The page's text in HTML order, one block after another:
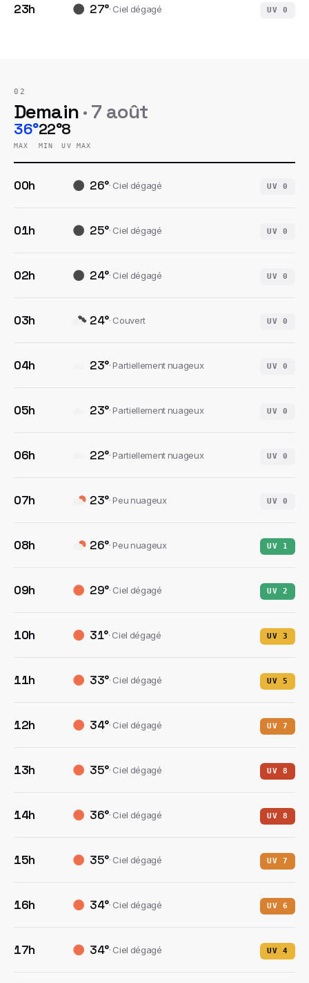
23h 27°· Ciel dégagé UV0
02
Demain·7 août
36°
MAX
22°
MIN
8
UV MAX
00h 26°· Ciel dégagé UV0
01h 25°· Ciel dégagé UV0
02h 24°· Ciel dégagé UV0
03h 24°· Couvert UV0
04h 23°·Partiellement nuageux UV0
05h 23°·Partiellement nuageux UV0
06h 22°·Partiellement nuageux UV0
07h 23°·Peu nuageux UV0
08h 26°·Peu nuageux UV 1
09h 29°· Ciel dégagé UV2
10h 31°· Ciel dégagé UV 3
11h 33°· Ciel dégagé UV 5
12h 34°· Ciel dégagé UV7
13h 35°· Ciel dégagé UV8
14h 36°· Ciel dégagé UV8
15h 35°· Ciel dégagé UV7
16h 34°· Ciel dégagé UV6
17h 34°· Ciel dégagé UV4